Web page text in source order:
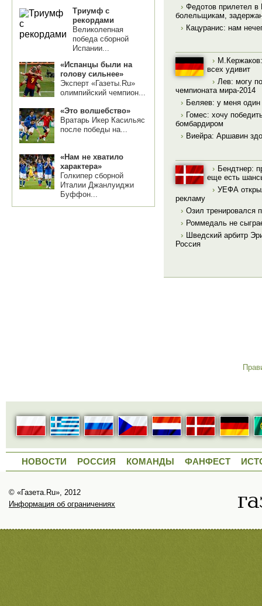
Триумф с
рекордами
Великолепная
победа сборной
Испании...
«Испанцы были на
голову сильнее»
Эксперт «Газеты.Ru»
олимпийский чемпион...
«Это волшебство»
Вратарь Икер Касильяс
после победы на...
«Нам не хватило
характера»
Голкипер сборной
Италии Джанлуиджи
Буффон...
› Федотов прилетел в
болельщикам,
› Кацуранис: нам
›
всех удивит
› Лев: могу
чемпионата мира-2014
› Беляев: у меня
› Гомес: хочу
бомбардиром
› Виейра: Аршавин
› Бендтнер:
еще есть
› УЕФА
рекламу
› Озил тренировался
› Роммедаль не
› Шведский арбитр
Россия
НОВОСТИ РОССИЯ КОМАНДЫ ФАНФЕСТ
© «Газета.Ru», 2012
Информация об ограничениях